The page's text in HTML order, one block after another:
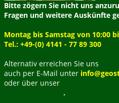
Bitte zögern Sie nicht uns
Fragen und weitere Auskünfte
Montag bis Samstag von 10:00
Tel.: +49-(0) 4141 - 77 89 300
Alternativ erreichen Sie uns
auch per E-Mail unter
oder über unser
.